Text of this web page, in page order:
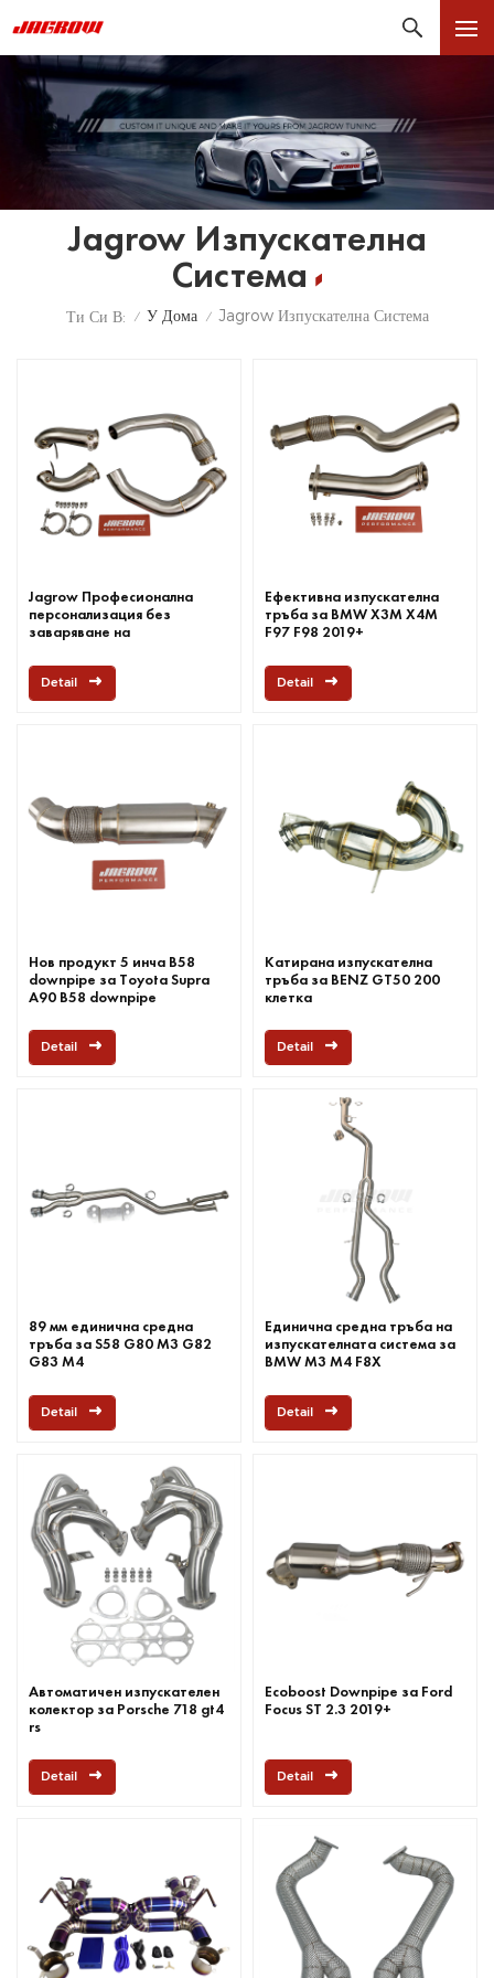
Jagrow Изпускателна
Система
Ти Си В: / У Дома / Jagrow Изпускателна Система
Jagrow Професионална
персонализация без
заваряване на
BMW M5 F90
Detail
Ефективна изпускателна
тръба за BMW X3M X4M
F97 F98 2019+
Detail
Нов продукт 5 инча B58
downpipe за Toyota Supra
A90 B58 downpipe
Detail
Катирана изпускателна
тръба за BENZ GT50 200
клетка
Detail
89 мм единична средна
тръба за S58 G80 M3 G82
G83 M4
Detail
Единична средна тръба на
изпускателната система за
BMW M3 M4 F8X
Detail
Автоматичен изпускателен
колектор за Porsche 718 gt4
rs
Detail
Ecoboost Downpipe за Ford
Focus ST 2.3 2019+
Detail